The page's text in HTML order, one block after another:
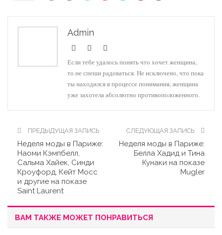
Admin
Если тебе удалось понять что хочет женщина,
то не спеши радоваться. Не исключено, что пока
ты находился в процессе понимания, женщина
уже захотела абсолютно противоположенного.
ПРЕДЫДУЩАЯ ЗАПИСЬ
Неделя моды в Париже:
Наоми Кэмпбелл,
Сальма Хайек, Синди
Кроуфорд, Кейт Мосс
и другие на показе
Saint Laurent
СЛЕДУЮЩАЯ ЗАПИСЬ
Неделя моды в Париже:
Белла Хадид и Тина
Кунаки на показе
Mugler
ВАМ ТАКЖЕ МОЖЕТ ПОНРАВИТЬСЯ